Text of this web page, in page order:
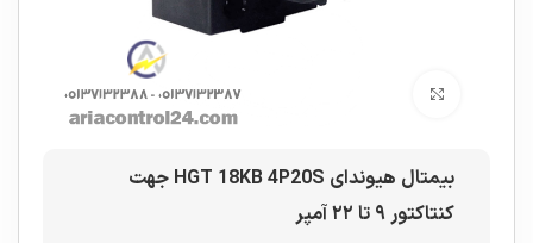
بیمتال هیوندای HGT 18KB 4P20S جهت
کنتاکتور ۹ تا ۲۲ آمپر